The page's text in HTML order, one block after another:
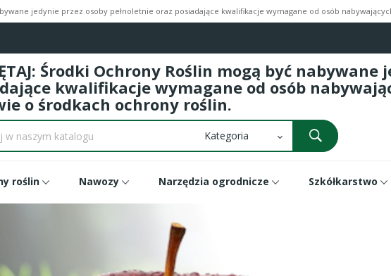
jedynie przez osoby pełnoletnie oraz posiadające kwalifikacje wymagane od osób
Środki Ochrony Roślin mogą być
kwalifikacje wymagane od osób
o środkach ochrony roślin.
roślin Nawozy Narzędzia ogrodnicze Szkółkarstwo